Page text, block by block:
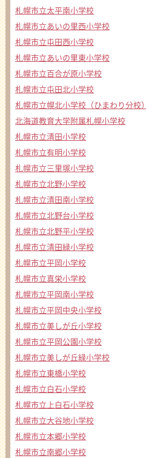
札幌市立太平南小学校
札幌市立あいの里西小学校
札幌市立屯田西小学校
札幌市立あいの里東小学校
札幌市立百合が原小学校
札幌市立屯田北小学校
札幌市立幌北小学校（ひまわり分校）
北海道教育大学附属札幌小学校
札幌市立清田小学校
札幌市立有明小学校
札幌市立三里塚小学校
札幌市立北野小学校
札幌市立清田南小学校
札幌市立北野台小学校
札幌市立北野平小学校
札幌市立清田緑小学校
札幌市立平岡小学校
札幌市立真栄小学校
札幌市立平岡南小学校
札幌市立平岡中央小学校
札幌市立美しが丘小学校
札幌市立平岡公園小学校
札幌市立美しが丘緑小学校
札幌市立東橋小学校
札幌市立白石小学校
札幌市立上白石小学校
札幌市立大谷地小学校
札幌市立本郷小学校
札幌市立南郷小学校